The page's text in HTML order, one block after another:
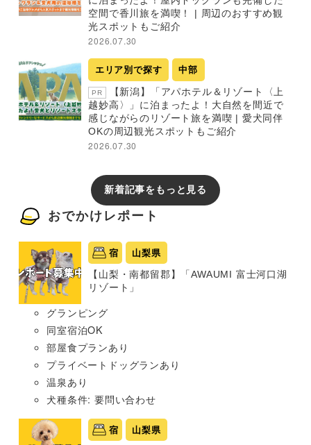
空間で香川旅を満喫！ | 周辺のおすすめ観
光スポットもご紹介
2026.07.30
エリア別で探す 中部
PR
【新潟】「アパホテル＆リゾート〈上
越妙高〉」に泊まったよ！大自然を間近で
感じながらのリゾート旅を満喫 | 愛犬同伴
OKの周辺観光スポットもご紹介
2026.07.30
新着記事をもっと見る
おでかけレポート
宿 山梨県
【山梨・南都留郡】「AWAUMI 富士河口湖
リゾート」
グランピング
同室宿泊OK
部屋食プランあり
プライベートドッグランあり
温泉あり
犬種条件: 要問い合わせ
宿 山梨県